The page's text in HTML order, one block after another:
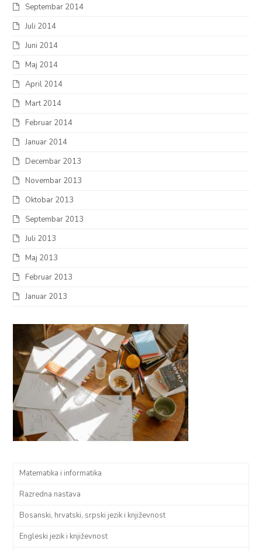
Septembar 2014
Juli 2014
Juni 2014
Maj 2014
April 2014
Mart 2014
Februar 2014
Januar 2014
Decembar 2013
Novembar 2013
Oktobar 2013
Septembar 2013
Juli 2013
Maj 2013
Februar 2013
Januar 2013
Matematika i informatika
Razredna nastava
Bosanski, hrvatski, srpski jezik i književnost
Engleski jezik i književnost